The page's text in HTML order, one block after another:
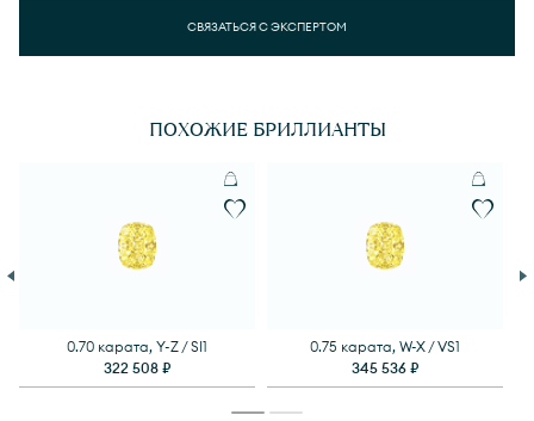
СВЯЗАТЬСЯ С ЭКСПЕРТОМ
ПОХОЖИЕ БРИЛЛИАНТЫ
0.70 карата, Y-Z / SI1
322 508 ₽
0.75 карата, W-X / VS1
345 536 ₽